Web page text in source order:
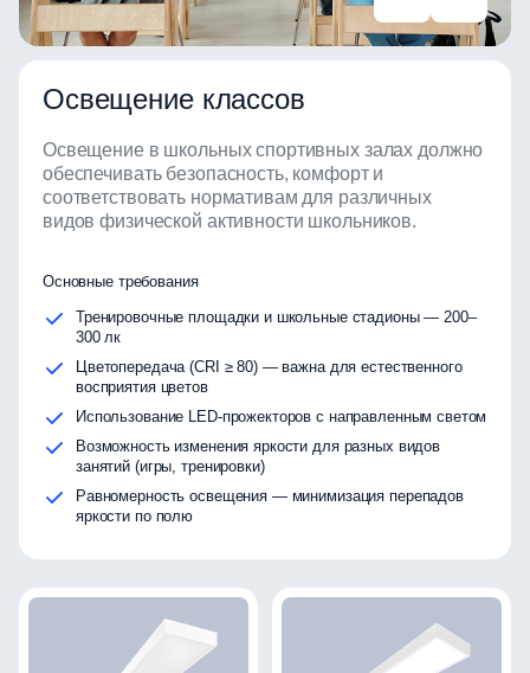
Освещение классов
Освещение в школьных спортивных залах должно
обеспечивать безопасность, комфорт и
соответствовать нормативам для различных
видов физической активности школьников.
Основные требования
Тренировочные площадки и школьные стадионы — 200–
300 лк
Цветопередача (CRI ≥ 80) — важна для естественного
восприятия цветов
Использование LED-прожекторов с направленным светом
Возможность изменения яркости для разных видов
занятий (игры, тренировки)
Равномерность освещения — минимизация перепадов
яркости по полю